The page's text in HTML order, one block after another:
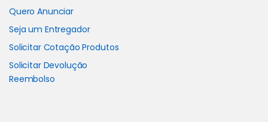
Quero Anunciar
Seja um Entregador
Solicitar Cotação Produtos
Solicitar Devolução
Reembolso